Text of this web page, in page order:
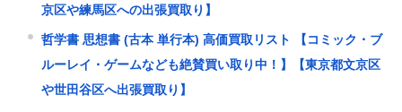
京区や練馬区への出張買取り】
哲学書 思想書 (古本 単行本) 高価買取リスト 【コミック・ブ
ルーレイ・ゲームなども絶賛買い取り中！】【東京都文京区
や世田谷区へ出張買取り】